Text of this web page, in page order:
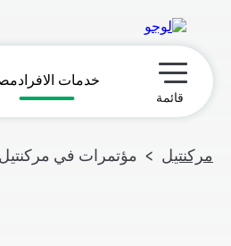
תפריט ראשי
قائمة
خدمات الافراد
مركنتيل مؤتمرات في مركنتيل